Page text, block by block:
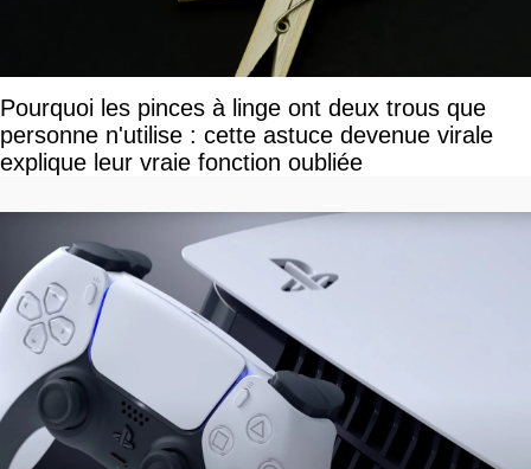
Pourquoi les pinces à linge ont deux trous que
personne n'utilise : cette astuce devenue virale
explique leur vraie fonction oubliée